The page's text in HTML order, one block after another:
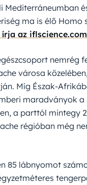
Mediterráneumban
ma is élő Homo
írja az iflscience.com
nemrég
városa
Míg Észak-
maradványok a
a parttól mintegy
régióban még
85 lábnyomot